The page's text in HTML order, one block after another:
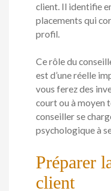
client. Il identifie
placements qui
profil.
Ce rôle du
est d’une réelle
vous ferez des
court ou à moyen
conseiller se
psychologique à
Préparer
client